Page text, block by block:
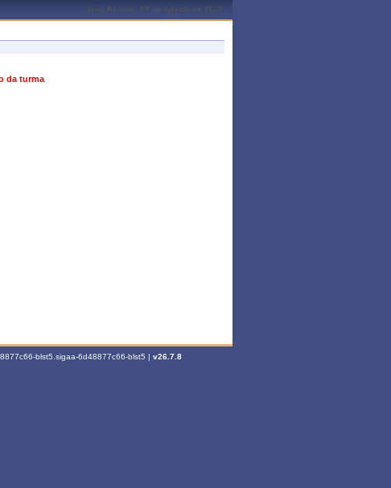
João Pessoa, 07 de Agosto de 2026
da turma
blst5.sigaa-6d48877c66-blst5 | v26.7.8